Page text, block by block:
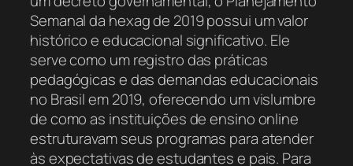
Semanal da hexag de 2019 possui um valor
histórico e educacional significativo. Ele
serve como um registro das práticas
pedagógicas e das demandas educacionais
no Brasil em 2019, oferecendo um vislumbre
de como as instituições de ensino online
estruturavam seus programas para atender
às expectativas de estudantes e pais. Para